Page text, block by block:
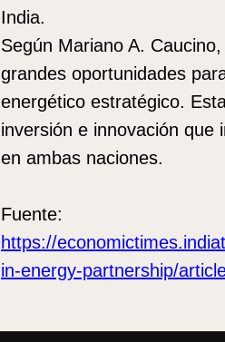
India.
Según Mariano A.
grandes oportunidades
energético estratégico.
inversión e innovación que
en ambas naciones.
Fuente:
https://
in-energy-partnership/